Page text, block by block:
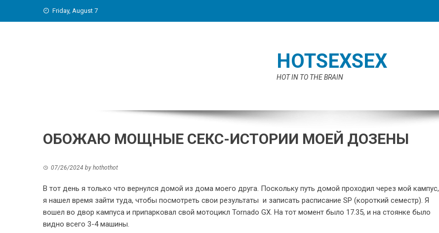
Friday, August 7
HOTSEXSEX
HOT IN TO THE BRAIN
ОБОЖАЮ МОЩНЫЕ СЕКС-ИСТОРИИ МОЕЙ ДОЗЕНЫ
07/26/2024 by hothothot
В тот день я только что вернулся домой из дома моего друга. Поскольку путь домой проходил через мой кампус,
я нашел время зайти туда, чтобы посмотреть свои результаты и записать расписание SP (короткий семестр). Я
вошел во двор кампуса и припарковал свой мотоцикл Tornado GX. На тот момент было 17.35, и на стоянке было
видно всего 3-4 машины.